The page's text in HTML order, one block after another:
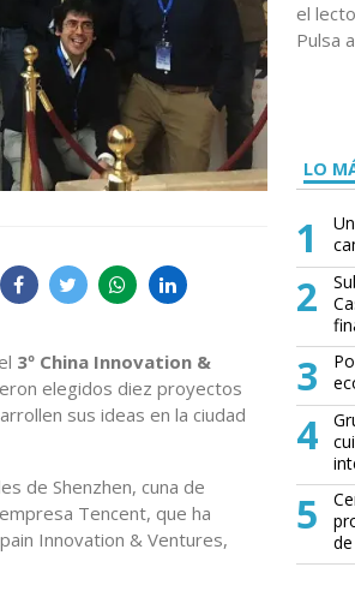
3º China Innovation &
elegidos diez proyectos
sus ideas en la ciudad
de Shenzhen, cuna de
Tencent, que ha
Innovation & Ventures,
el
Pulsa
LO
1
2
3
4
5